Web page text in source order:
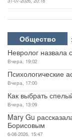
Общество
Невролог назвала
Вчера, 19:02
Психологические
Вчера, 17:00
Как выбрать
Вчера, 13:09
Mary Gu
Борисовым
6-08-2026, 15:47